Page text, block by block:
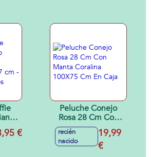
€
Peluche Conejo
Rosa 28 Cm Con
Manta Coralina
100X75 Cm En
Caja
recién
nacido
19,99
€